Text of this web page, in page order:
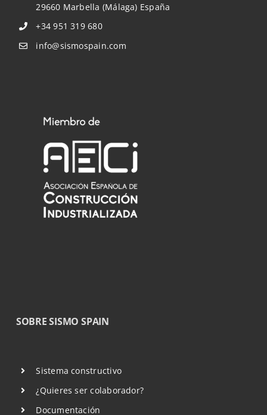
SOBRE SISMO SPAIN
Sistema constructivo
¿Quieres ser colaborador?
Documentación
29660 Marbella (Málaga) España
+34 951 319 680
info@sismospain.com